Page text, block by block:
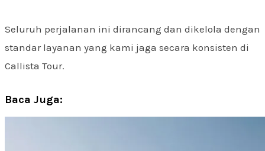
Seluruh perjalanan ini dirancang dan dikelola dengan
standar layanan yang kami jaga secara konsisten di
Callista Tour.
Baca Juga: